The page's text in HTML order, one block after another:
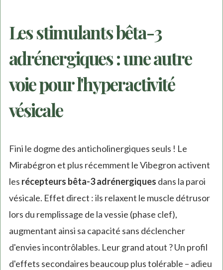
Les stimulants bêta-3
adrénergiques : une autre
voie pour l'hyperactivité
vésicale
Fini le dogme des anticholinergiques seuls ! Le
Mirabégron et plus récemment le Vibegron activent
les récepteurs bêta-3 adrénergiques dans la paroi
vésicale. Effet direct : ils relaxent le muscle détrusor
lors du remplissage de la vessie (phase clef),
augmentant ainsi sa capacité sans déclencher
d'envies incontrôlables. Leur grand atout ? Un profil
d'effets secondaires beaucoup plus tolérable – adieu